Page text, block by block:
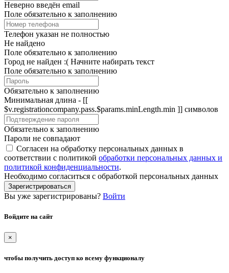
Неверно введён email
Поле обязательно к заполнению
Телефон указан не полностью
Не найдено
Поле обязательно к заполнению
Город не найден :( Начните набирать текст
Поле обязательно к заполнению
Обязательно к заполнению
Минимальная длина - [[
$v.registrationcompany.pass.$params.minLength.min ]] символов
Обязательно к заполнению
Пароли не совпадают
Согласен на обработку персональных данных в
соответствии с политикой обработки персональных данных и
политикой конфиденциальности.
Необходимо согласиться с обработкой персональных данных
Зарегистрироваться
Вы уже зарегистрированы? Войти
Войдите на сайт
×
чтобы получить доступ ко всему функционалу